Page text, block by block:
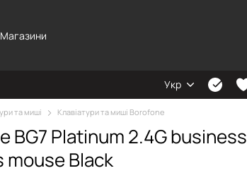
Магазини
Укр
та миші Клавіатури та миші Borofone
BG7 Platinum 2.4G business
mouse Black